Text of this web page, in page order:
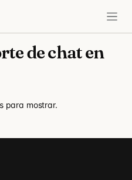
de chat en
para mostrar.